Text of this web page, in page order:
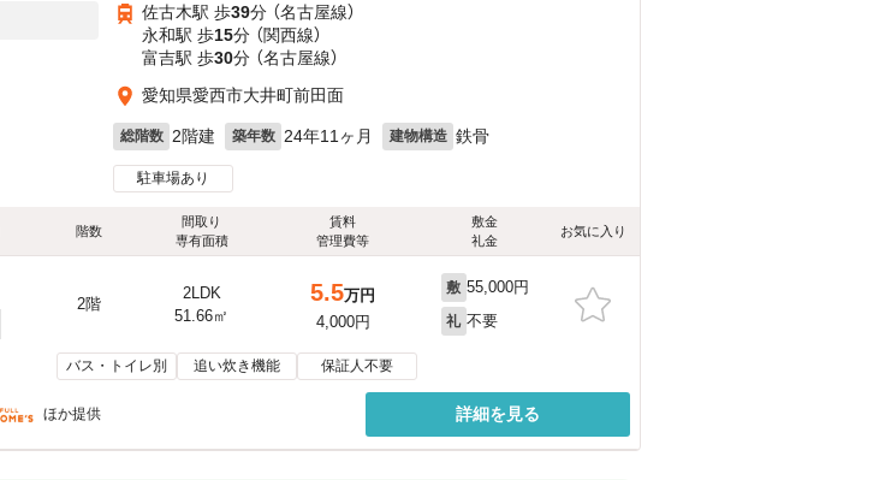
佐古木駅 歩39分 （名古屋線）
永和駅 歩15分 （関西線）
富吉駅 歩30分 （名古屋線）
愛知県愛西市大井町前田面
総階数 2階建 築年数 24年11ヶ月 建物構造 鉄骨
駐車場あり
階数
間取り
専有面積
賃料
管理費等
敷金
礼金
お気に入り
2階
2LDK
51.66㎡
5.5万円
4,000円
敷 55,000円
礼 不要
バス・トイレ別 追い炊き機能 保証人不要
ほか提供 詳細を見る